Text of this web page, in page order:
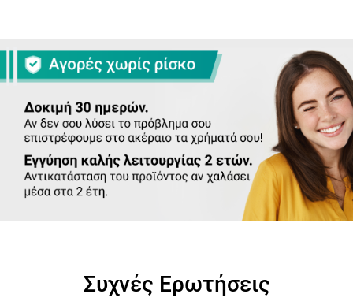
Συχνές Ερωτήσεις